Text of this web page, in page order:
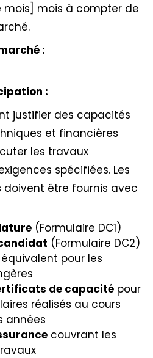
mois à compter de
:
:
justifier des capacités
et financières
les travaux
spécifiées. Les
être fournis avec
(Formulaire DC1)
(Formulaire DC2)
pour les
de capacité pour
réalisés au cours
années
couvrant les